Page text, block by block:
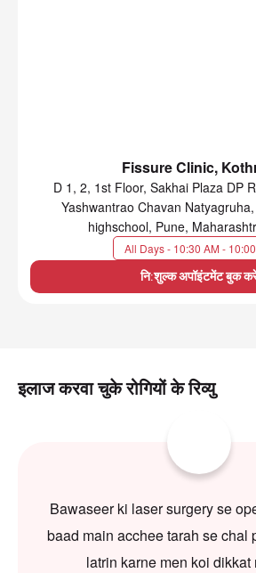
Fissure Clinic,
D 1, 2, 1st Floor, Sakhai Plaza DP
Yashwantrao Chavan
highschool, Pune,
All Days - 10:30 AM -
नि:शुल्क अपॉइंटमेंट बुक
इलाज करवा चुके रोगियों के रिव्यु
Bawaseer ki laser surgery se
baad main acchee tarah se chal
latrin karne men koi dikkat